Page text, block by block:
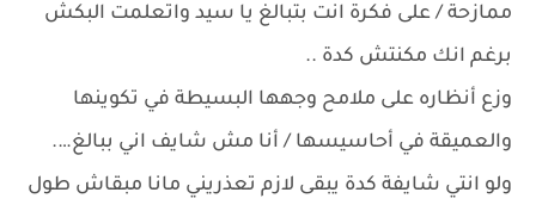
ممازحة / على فكرة انت بتبالغ يا سيد واتعلمت البكش
برغم انك مكنتش كدة ..
وزع أنظاره على ملامح وجهها البسيطة في تكوينها
والعميقة في أحاسيسها / أنا مش شايف اني ببالغ….
ولو انتي شايفة كدة يبقى لازم تعذريني مانا مبقاش طول